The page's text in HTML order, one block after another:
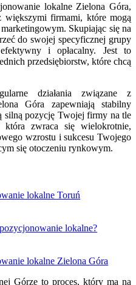
lokalne Zielona Góra,
większymi firmami, które mogą
Skupiając się na
do swojej specyficznej grupy
i opłacalny. Jest to
przedsiębiorstw, które chcą
działania związane z
Góra zapewniają stabilny
pozycję Twojej firmy na tle
zwraca się wielokrotnie,
wzrostu i sukcesu Twojego
się otoczeniu rynkowym.
lokalne Toruń
lokalne?
lokalne Zielona Góra
Górze to proces, który ma na